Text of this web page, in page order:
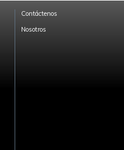
Contáctenos
Nosotros